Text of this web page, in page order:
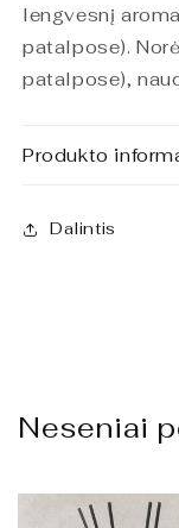
lengvesnį
patalpose).
patalpose),
Produkto
Dalintis
Neseniai